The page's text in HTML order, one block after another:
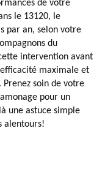
de votre
le 13120, le
par an, selon votre
du
intervention avant
maximale et
soin de votre
pour un
une astuce simple
alentours!